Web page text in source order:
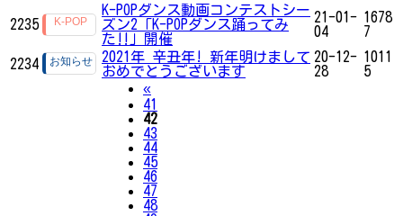
2235
K-POPダンス動画コンテストシー
ズン2「K-POPダンス踊ってみ
た‼」開催
21-01-
04
1678
7
2234
2021年 辛丑年! 新年明けまして
おめでとうございます
20-12-
28
1011
5
«Previous
41
42
43
44
45
46
47
48